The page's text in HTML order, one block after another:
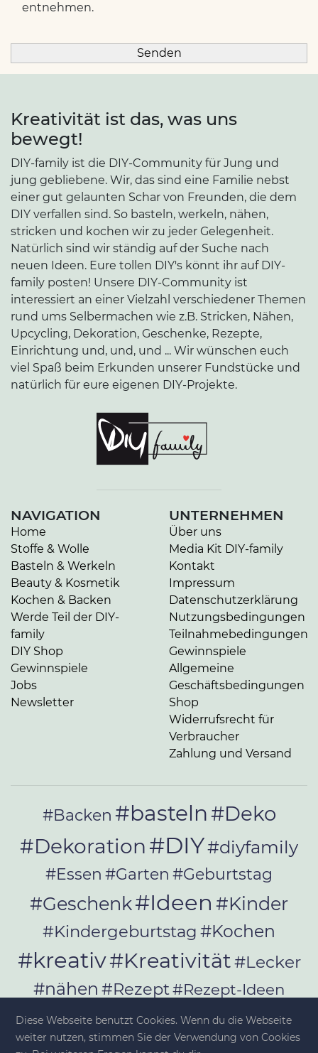
entnehmen.
Kreativität ist das, was uns
bewegt!
DIY-family ist die DIY-Community für Jung und
jung gebliebene. Wir, das sind eine Familie nebst
einer gut gelaunten Schar von Freunden, die dem
DIY verfallen sind. So basteln, werkeln, nähen,
stricken und kochen wir zu jeder Gelegenheit.
Natürlich sind wir ständig auf der Suche nach
neuen Ideen. Eure tollen DIY's könnt ihr auf DIY-
family posten! Unsere DIY-Community ist
interessiert an einer Vielzahl verschiedener Themen
rund ums Selbermachen wie z.B. Stricken, Nähen,
Upcycling, Dekoration, Geschenke, Rezepte,
Einrichtung und, und, und ... Wir wünschen euch
viel Spaß beim Erkunden unserer Fundstücke und
natürlich für eure eigenen DIY-Projekte.
NAVIGATION
Home
Stoffe & Wolle
Basteln & Werkeln
Beauty & Kosmetik
Kochen & Backen
Werde Teil der DIY-
family
DIY Shop
Gewinnspiele
Jobs
Newsletter
UNTERNEHMEN
Über uns
Media Kit DIY-family
Kontakt
Impressum
Datenschutzerklärung
Nutzungsbedingungen
Teilnahmebedingungen
Gewinnspiele
Allgemeine
Geschäftsbedingungen
Shop
Widerrufsrecht für
Verbraucher
Zahlung und Versand
#Backen #basteln#Deko
#Dekoration #DIY#diyfamily
#Essen #Garten #Geburtstag
#Geschenk#Ideen #Kinder
#Kindergeburtstag #Kochen
#kreativ#Kreativität#Lecker
#nähen #Rezept#Rezept-Ideen
#Rezepte#selber_bauen
#selber_machen
Diese Webseite benutzt Cookies. Wenn du die Webseite
weiter nutzen, stimmen Sie der Verwendung von Cookies